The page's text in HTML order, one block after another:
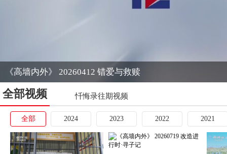
《高墙内外》 20260412 错爱与救赎
全部视频 忏悔录往期视频
全部 2024 2023 2022 2021